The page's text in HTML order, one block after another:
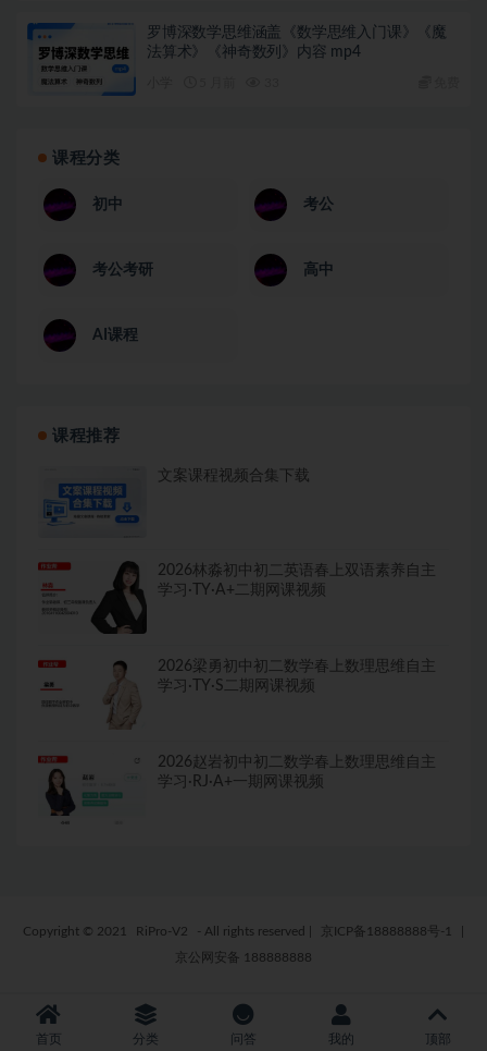
罗博深数学思维涵盖《数学思维入门课》《魔
法算术》《神奇数列》内容 mp4
课程分类
初中 考公
考公考研 高中
AI课程
课程推荐
文案课程视频合集下载
2026林淼初中初二英语春上双语素养自主
学习·TY·A+二期网课视频
2026梁勇初中初二数学春上数理思维自主
学习·TY·S二期网课视频
2026赵岩初中初二数学春上数理思维自主
学习·RJ·A+一期网课视频
Copyright © 2021 RiPro-V2 - All rights reserved 京ICP备18888888号-1
京公网安备 188888888
首页 分类 问答 我的 顶部